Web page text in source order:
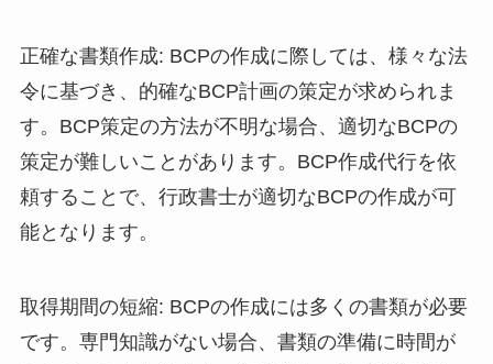
正確な書類作成: BCPの作成に際しては、様々な法
令に基づき、的確なBCP計画の策定が求められま
す。BCP策定の方法が不明な場合、適切なBCPの
策定が難しいことがあります。BCP作成代行を依
頼することで、行政書士が適切なBCPの作成が可
能となります。
取得期間の短縮: BCPの作成には多くの書類が必要
です。専門知識がない場合、書類の準備に時間が